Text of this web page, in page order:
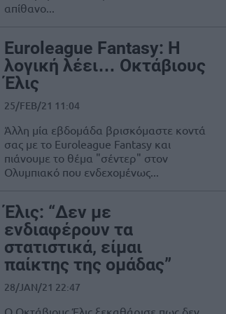
απίθανο...
Euroleague Fantasy: Η
λογική λέει… Οκτάβιους
Έλις
25/FEB/21 11:04
Άλλη μία εβδομάδα βρισκόμαστε κοντά
σας με το Euroleague Fantasy και
πιάνουμε το θέμα "σέντερ" στον
Ολυμπιακό που ενδεχομένως...
Έλις: “Δεν με
ενδιαφέρουν τα
στατιστικά, είμαι
παίκτης της ομάδας”
28/JAN/21 22:47